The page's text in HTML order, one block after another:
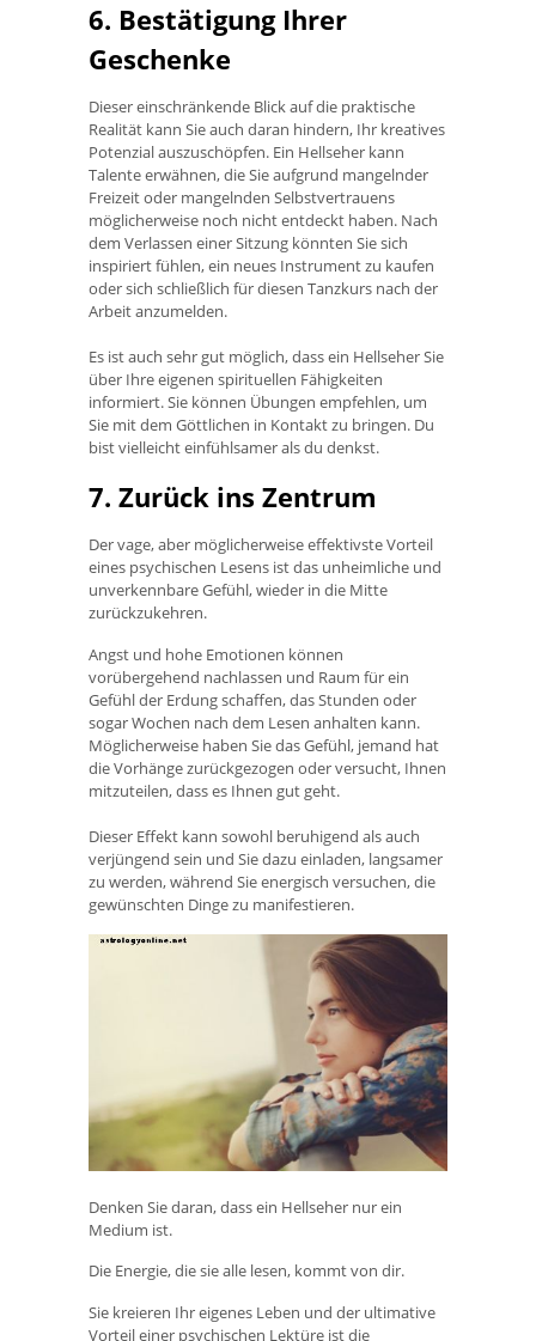
6. Bestätigung Ihrer
Geschenke
Dieser einschränkende Blick auf die praktische
Realität kann Sie auch daran hindern, Ihr kreatives
Potenzial auszuschöpfen. Ein Hellseher kann
Talente erwähnen, die Sie aufgrund mangelnder
Freizeit oder mangelnden Selbstvertrauens
möglicherweise noch nicht entdeckt haben. Nach
dem Verlassen einer Sitzung könnten Sie sich
inspiriert fühlen, ein neues Instrument zu kaufen
oder sich schließlich für diesen Tanzkurs nach der
Arbeit anzumelden.
Es ist auch sehr gut möglich, dass ein Hellseher Sie
über Ihre eigenen spirituellen Fähigkeiten
informiert. Sie können Übungen empfehlen, um
Sie mit dem Göttlichen in Kontakt zu bringen. Du
bist vielleicht einfühlsamer als du denkst.
7. Zurück ins Zentrum
Der vage, aber möglicherweise effektivste Vorteil
eines psychischen Lesens ist das unheimliche und
unverkennbare Gefühl, wieder in die Mitte
zurückzukehren.
Angst und hohe Emotionen können
vorübergehend nachlassen und Raum für ein
Gefühl der Erdung schaffen, das Stunden oder
sogar Wochen nach dem Lesen anhalten kann.
Möglicherweise haben Sie das Gefühl, jemand hat
die Vorhänge zurückgezogen oder versucht, Ihnen
mitzuteilen, dass es Ihnen gut geht.
Dieser Effekt kann sowohl beruhigend als auch
verjüngend sein und Sie dazu einladen, langsamer
zu werden, während Sie energisch versuchen, die
gewünschten Dinge zu manifestieren.
Denken Sie daran, dass ein Hellseher nur ein
Medium ist.
Die Energie, die sie alle lesen, kommt von dir.
Sie kreieren Ihr eigenes Leben und der ultimative
Vorteil einer psychischen Lektüre ist die